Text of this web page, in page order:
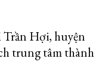
Trần Hợi, huyện
trung tâm thành